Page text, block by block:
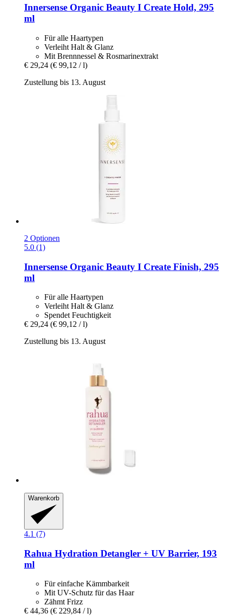
Innersense Organic Beauty I Create Hold, 295
ml
Für alle Haartypen
Verleiht Halt & Glanz
Mit Brennnessel & Rosmarinextrakt
€ 29,24 (€ 99,12 / l)
Zustellung bis 13. August
2 Optionen
5.0 (1)
Innersense Organic Beauty I Create Finish, 295
ml
Für alle Haartypen
Verleiht Halt & Glanz
Spendet Feuchtigkeit
€ 29,24 (€ 99,12 / l)
Zustellung bis 13. August
Warenkorb
4.1 (7)
Rahua Hydration Detangler + UV Barrier, 193
ml
Für einfache Kämmbarkeit
Mit UV-Schutz für das Haar
Zähmt Frizz
€ 44,36 (€ 229,84 / l)